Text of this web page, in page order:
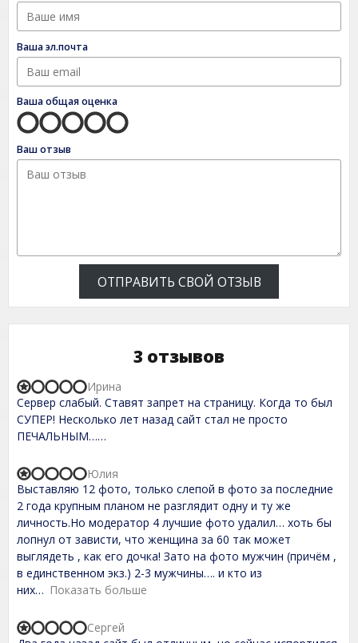
Ваша эл.почта
Ваша общая оценка
Ваш отзыв
ОТПРАВИТЬ СВОЙ ОТЗЫВ
3 отзывов
R
a
t
e
d
,
0
o
u
t
f
5
Сервер слабый. Ставят запрет на страницу. Когда то был
СУПЕР! Несколько лет назад сайт стал не просто
ПЕЧАЛЬНЫМ……
Ирина
R
a
t
e
d
1
,
0
o
u
o
f
Выставляю 12 фото, только слепой в фото за последние
2 года крупным планом не разглядит одну и ту же
личность.Но модератор 4 лучшие фото удалил… хоть бы
лопнул от зависти, что женщина за 60 так может
выглядеть , как его дочка! Зато на фото мужчин (причём ,
в единственном экз.) 2-3 мужчины…. и кто из
них
Показать больше
Юлия
R
Сергей